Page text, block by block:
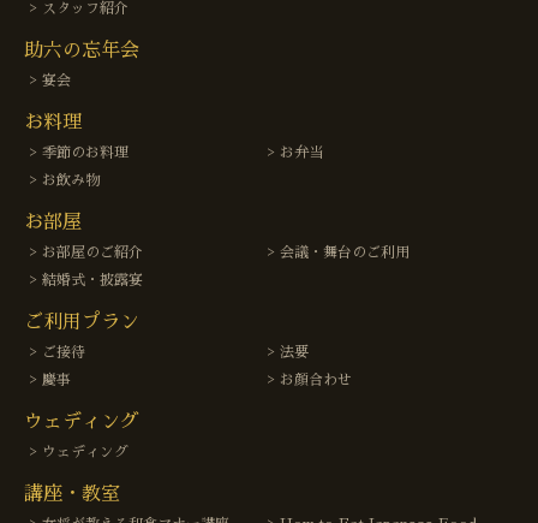
スタッフ紹介
助六の忘年会
宴会
お料理
季節のお料理
お弁当
お飲み物
お部屋
お部屋のご紹介
会議・舞台のご利用
結婚式・披露宴
ご利用プラン
ご接待
法要
慶事
お顔合わせ
ウェディング
ウェディング
講座・教室